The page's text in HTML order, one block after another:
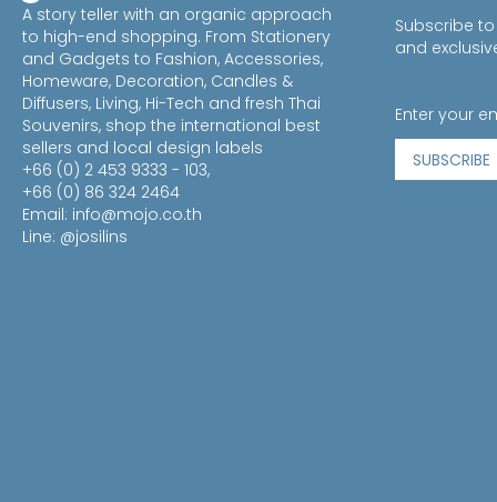
A story teller with an organic approach
to high-end shopping. From Stationery
and Gadgets to Fashion, Accessories,
Homeware, Decoration, Candles &
Diffusers, Living, Hi-Tech and fresh Thai
Souvenirs, shop the international best
sellers and local design labels
+66 (0) 2 453 9333 - 103,
+66 (0) 86 324 2464
Email: info@mojo.co.th
Line: @josilins
Subscribe
and
SUBSCRIBE